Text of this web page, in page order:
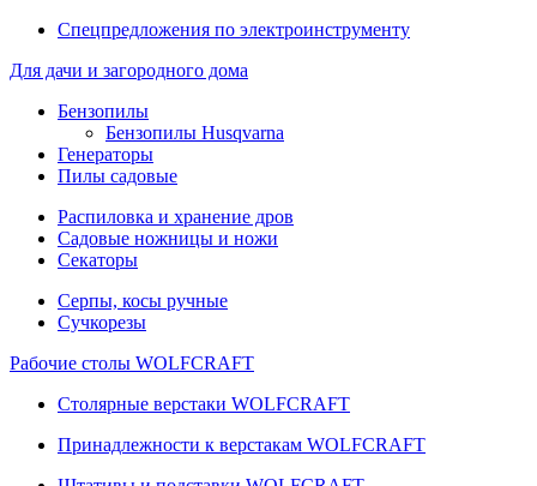
Спецпредложения по электроинструменту
Для дачи и загородного дома
Бензопилы
Бензопилы Husqvarna
Генераторы
Пилы садовые
Распиловка и хранение дров
Садовые ножницы и ножи
Секаторы
Серпы, косы ручные
Сучкорезы
Рабочие столы WOLFCRAFT
Столярные верстаки WOLFCRAFT
Принадлежности к верстакам WOLFCRAFT